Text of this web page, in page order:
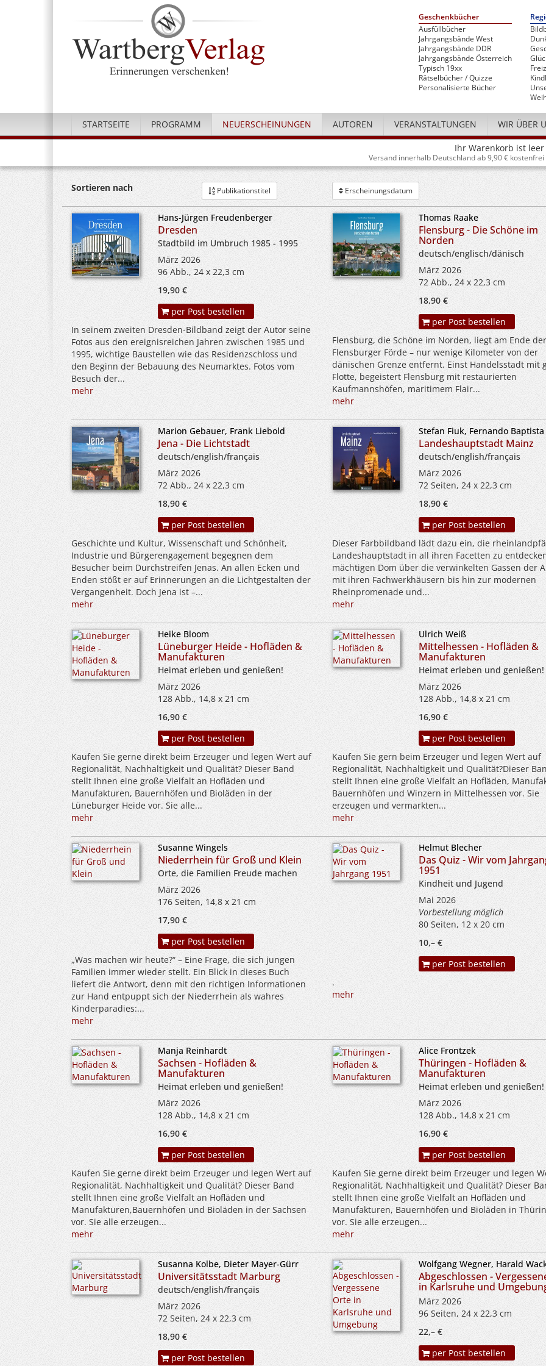
Geschenkbücher
Ausfüllbücher
Jahrgangsbände West
Jahrgangsbände DDR
Jahrgangsbände Österreich
Typisch 19xx
Rätselbücher / Quizze
Personalisierte Bücher
STARTSEITE PROGRAMM NEUERSCHEINUNGEN AUTOREN VERANSTALTUNGEN WIR ÜBER
Ihr Warenkorb ist leer
Versand innerhalb Deutschland ab 9,90 € kostenfrei
Sortieren nach Publikationstitel Erscheinungsdatum
Hans-Jürgen Freudenberger
Dresden
Stadtbild im Umbruch 1985 - 1995
März 2026
96 Abb., 24 x 22,3 cm
19,90 €
per Post bestellen
In seinem zweiten Dresden-Bildband zeigt der Autor seine
Fotos aus den ereignisreichen Jahren zwischen 1985 und
1995, wichtige Baustellen wie das Residenzschloss und
den Beginn der Bebauung des Neumarktes. Fotos vom
Besuch der...
mehr
Thomas Raake
Flensburg - Die Schöne im
Norden
deutsch/englisch/dänisch
März 2026
72 Abb., 24 x 22,3 cm
18,90 €
per Post bestellen
Flensburg, die Schöne im Norden, liegt am Ende der
Flensburger Förde – nur wenige Kilometer von der
dänischen Grenze entfernt. Einst Handelsstadt mit
Flotte, begeistert Flensburg mit restaurierten
Kaufmannshöfen, maritimem Flair...
mehr
Marion Gebauer, Frank Liebold
Jena - Die Lichtstadt
deutsch/english/français
März 2026
72 Abb., 24 x 22,3 cm
18,90 €
per Post bestellen
Geschichte und Kultur, Wissenschaft und Schönheit,
Industrie und Bürgerengagement begegnen dem
Besucher beim Durchstreifen Jenas. An allen Ecken und
Enden stößt er auf Erinnerungen an die Lichtgestalten der
Vergangenheit. Doch Jena ist –...
mehr
Stefan Fiuk, Fernando Baptista
Landeshauptstadt Mainz
deutsch/english/français
März 2026
72 Seiten, 24 x 22,3 cm
18,90 €
per Post bestellen
Dieser Farbbildband lädt dazu ein, die
Landeshauptstadt in all ihren Facetten zu
mächtigen Dom über die verwinkelten Gassen der
mit ihren Fachwerkhäusern bis hin zur modernen
Rheinpromenade und...
mehr
Heike Bloom
Lüneburger Heide - Hofläden &
Manufakturen
Heimat erleben und genießen!
März 2026
128 Abb., 14,8 x 21 cm
16,90 €
per Post bestellen
Kaufen Sie gerne direkt beim Erzeuger und legen Wert auf
Regionalität, Nachhaltigkeit und Qualität? Dieser Band
stellt Ihnen eine große Vielfalt an Hofläden und
Manufakturen, Bauernhöfen und Bioläden in der
Lüneburger Heide vor. Sie alle...
mehr
Ulrich Weiß
Mittelhessen - Hofläden &
Manufakturen
Heimat erleben und genießen!
März 2026
128 Abb., 14,8 x 21 cm
16,90 €
per Post bestellen
Kaufen Sie gern beim Erzeuger und legen Wert auf
Regionalität, Nachhaltigkeit und Qualität?Dieser
stellt Ihnen eine große Vielfalt an Hofläden,
Bauernhöfen und Winzern in Mittelhessen vor. Sie
erzeugen und vermarkten...
mehr
Susanne Wingels
Niederrhein für Groß und Klein
Orte, die Familien Freude machen
März 2026
176 Seiten, 14,8 x 21 cm
17,90 €
per Post bestellen
„Was machen wir heute?“ – Eine Frage, die sich jungen
Familien immer wieder stellt. Ein Blick in dieses Buch
liefert die Antwort, denn mit den richtigen Informationen
zur Hand entpuppt sich der Niederrhein als wahres
Kinderparadies:...
mehr
Helmut Blecher
Das Quiz - Wir vom
1951
Kindheit und Jugend
Mai 2026
Vorbestellung möglich
80 Seiten, 12 x 20 cm
10,– €
per Post bestellen
.
mehr
Manja Reinhardt
Sachsen - Hofläden &
Manufakturen
Heimat erleben und genießen!
März 2026
128 Abb., 14,8 x 21 cm
16,90 €
per Post bestellen
Kaufen Sie gerne direkt beim Erzeuger und legen Wert auf
Regionalität, Nachhaltigkeit und Qualität? Dieser Band
stellt Ihnen eine große Vielfalt an Hofläden und
Manufakturen,Bauernhöfen und Bioläden in der Sachsen
vor. Sie alle erzeugen...
mehr
Alice Frontzek
Thüringen - Hofläden &
Manufakturen
Heimat erleben und genießen!
März 2026
128 Abb., 14,8 x 21 cm
16,90 €
per Post bestellen
Kaufen Sie gerne direkt beim Erzeuger und legen
Regionalität, Nachhaltigkeit und Qualität? Dieser
stellt Ihnen eine große Vielfalt an Hofläden und
Manufakturen, Bauernhöfen und Bioläden in
vor. Sie alle erzeugen...
mehr
Susanna Kolbe, Dieter Mayer-Gürr
Universitätsstadt Marburg
deutsch/english/français
März 2026
72 Seiten, 24 x 22,3 cm
18,90 €
per Post bestellen
Wolfgang Wegner, Harald
Abgeschlossen -
in Karlsruhe und
März 2026
96 Seiten, 24 x 22,3 cm
22,– €
per Post bestellen